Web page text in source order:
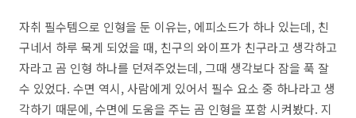
자취 필수템으로 인형을 둔 이유는, 에피소드가 하나 있는데, 친
구네서 하루 묵게 되었을 때, 친구의 와이프가 친구라고 생각하고
자라고 곰 인형 하나를 던져주었는데, 그때 생각보다 잠을 푹 잘
수 있었다. 수면 역시, 사람에게 있어서 필수 요소 중 하나라고 생
각하기 때문에, 수면에 도움을 주는 곰 인형을 포함 시켜봤다. 지